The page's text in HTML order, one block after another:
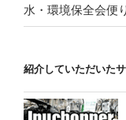
水・環境保全会便
紹介していただいた